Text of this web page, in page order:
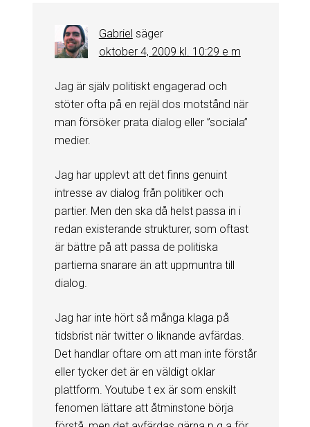
Gabriel säger
oktober 4, 2009 kl. 10:29 e m
Jag är själv politiskt engagerad och
stöter ofta på en rejäl dos motstånd när
man försöker prata dialog eller ”sociala”
medier.
Jag har upplevt att det finns genuint
intresse av dialog från politiker och
partier. Men den ska då helst passa in i
redan existerande strukturer, som oftast
är bättre på att passa de politiska
partierna snarare än att uppmuntra till
dialog.
Jag har inte hört så många klaga på
tidsbrist när twitter o liknande avfärdas.
Det handlar oftare om att man inte förstår
eller tycker det är en väldigt oklar
plattform. Youtube t ex är som enskilt
fenomen lättare att åtminstone börja